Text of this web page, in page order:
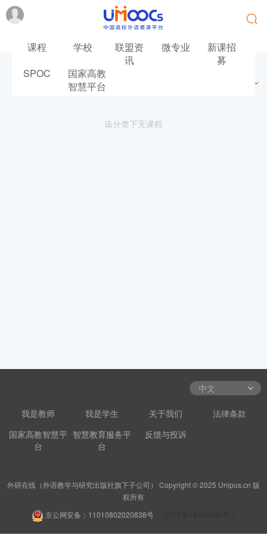
课程 学校
联盟资
讯
微专业
新课招
募
SPOC
国家高教
智慧平台
该分类下无课程
我是教师 我是学生 关于我们
法律条款
国家高教智慧平
台
智慧教育服务平
台
反馈与投诉
外研在线（外语教学与研究出版社旗下子公司） Copyright © 2025 Unipus.cn 版
权所有
京公网安备：11010802020838号